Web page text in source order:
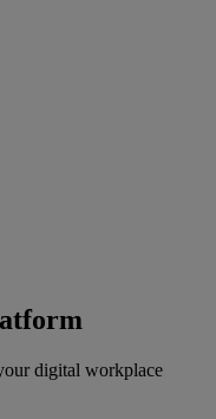
digital workplace